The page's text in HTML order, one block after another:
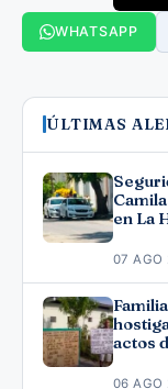
WHATSAPP
ÚLTIMAS
en La
07 AGO
actos
06 AGO